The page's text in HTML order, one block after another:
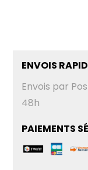
ENVOIS
Envois par
48h
PAIEMENTS